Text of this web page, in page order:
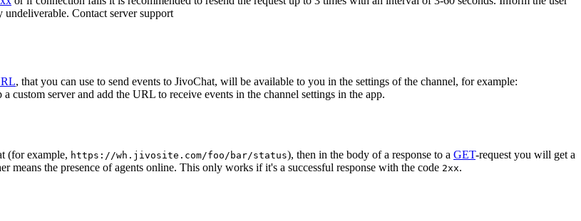
undeliverable. Contact server support
, that you can use to send events to JivoChat, will be available to you in the settings of the channel, for example:
custom server and add the URL to receive events in the channel settings in the app.
(for example, https://wh.jivosite.com/foo/bar/status), then in the body of a response to a GET-request you will get a
means the presence of agents online. This only works if it's a successful response with the code 2xx.